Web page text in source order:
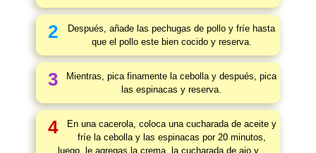
2
Después, añade las pechugas de pollo y fríe hasta
que el pollo este bien cocido y reserva.
3
Mientras, pica finamente la cebolla y después, pica
las espinacas y reserva.
4
En una cacerola, coloca una cucharada de aceite y
fríe la cebolla y las espinacas por 20 minutos,
luego, le agregas la crema, la cucharada de ajo y